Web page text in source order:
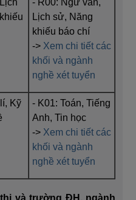
Lịch sử, Năng
khiếu báo chí
-> Xem chi tiết các
khối và ngành
nghề xét tuyển
Kỹ
- K01: Toán, Tiếng
Anh, Tin học
-> Xem chi tiết các
khối và ngành
nghề xét tuyển